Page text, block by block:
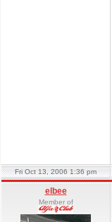
Fri Oct 13, 2006 1:36 pm
elbee
Member of